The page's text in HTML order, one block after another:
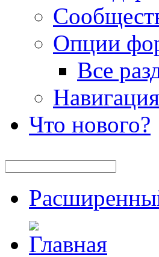
Опции
Все
Навигация
Что нового?